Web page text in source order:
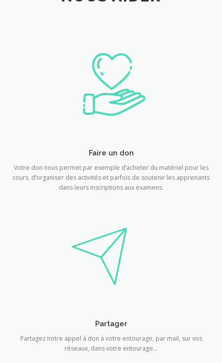
Faire un don
Votre don nous permet par exemple d’acheter du matériel pour les
cours, d’organiser des activités et parfois de soutenir les apprenants
dans leurs inscriptions aux examens.
Partager
Partagez notre appel à don à votre entourage, par mail, sur vos
réseaux, dans votre entourage…